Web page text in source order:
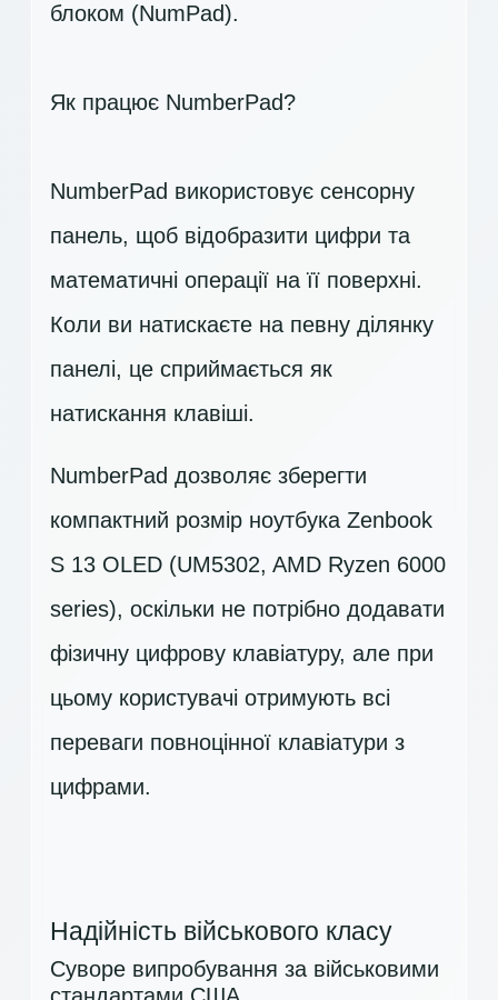
блоком (NumPad).
Як працює NumberPad?
NumberPad використовує сенсорну
панель, щоб відобразити цифри та
математичні операції на її поверхні.
Коли ви натискаєте на певну ділянку
панелі, це сприймається як
натискання клавіші.
NumberPad дозволяє зберегти
компактний розмір ноутбука Zenbook
S 13 OLED (UM5302, AMD Ryzen 6000
series), оскільки не потрібно додавати
фізичну цифрову клавіатуру, але при
цьому користувачі отримують всі
переваги повноцінної клавіатури з
цифрами.
Надійність військового класу
Суворе випробування за військовими